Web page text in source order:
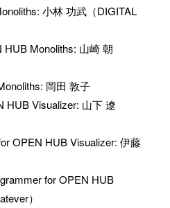
: 小林 功武（DIGITAL
HUB Monoliths: 山崎 朝
: 岡田 敦子
HUB Visualizer: 山下 遼
OPEN HUB Visualizer: 伊藤
for OPEN HUB
）